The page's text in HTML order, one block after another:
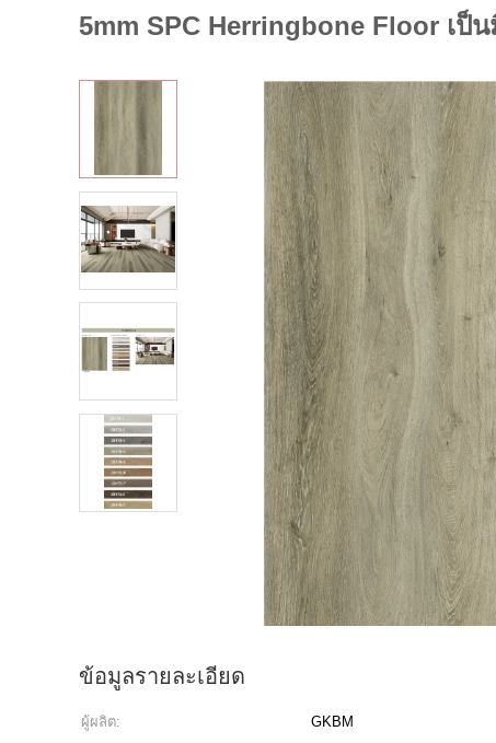
5mm SPC Herringbone Floor เป็
ข้อมูลรายละเอียด
ผู้ผลิต: GKBM